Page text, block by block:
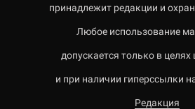
принадлежит редакции и
Любое использование
допускается только в
и при наличии гиперссылки
Редакция